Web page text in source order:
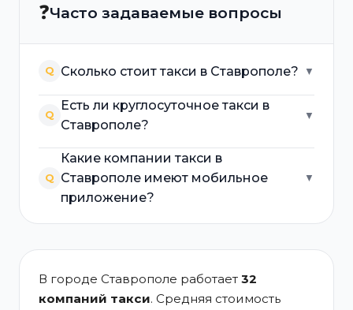
❓Часто задаваемые вопросы
Q Сколько стоит такси в Ставрополе? ▼
Q
Есть ли круглосуточное такси в
Ставрополе?
▼
Q
Какие компании такси в
Ставрополе имеют мобильное
приложение?
▼
В городе Ставрополе работает 32
компаний такси. Средняя стоимость